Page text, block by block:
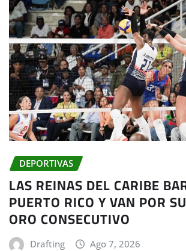
DEPORTIVAS
LAS REINAS DEL CARIBE
PUERTO RICO Y VAN POR
ORO CONSECUTIVO
Drafting Ago 7, 2026